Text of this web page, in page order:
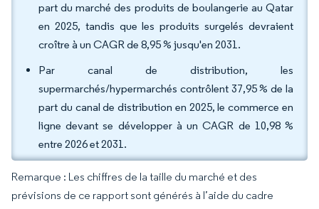
part du marché des produits de boulangerie au Qatar
en 2025, tandis que les produits surgelés devraient
croître à un CAGR de 8,95 % jusqu'en 2031.
Par canal de distribution, les
supermarchés/hypermarchés contrôlent 37,95 % de la
part du canal de distribution en 2025, le commerce en
ligne devant se développer à un CAGR de 10,98 %
entre 2026 et 2031.
Remarque : Les chiffres de la taille du marché et des
prévisions de ce rapport sont générés à l’aide du cadre